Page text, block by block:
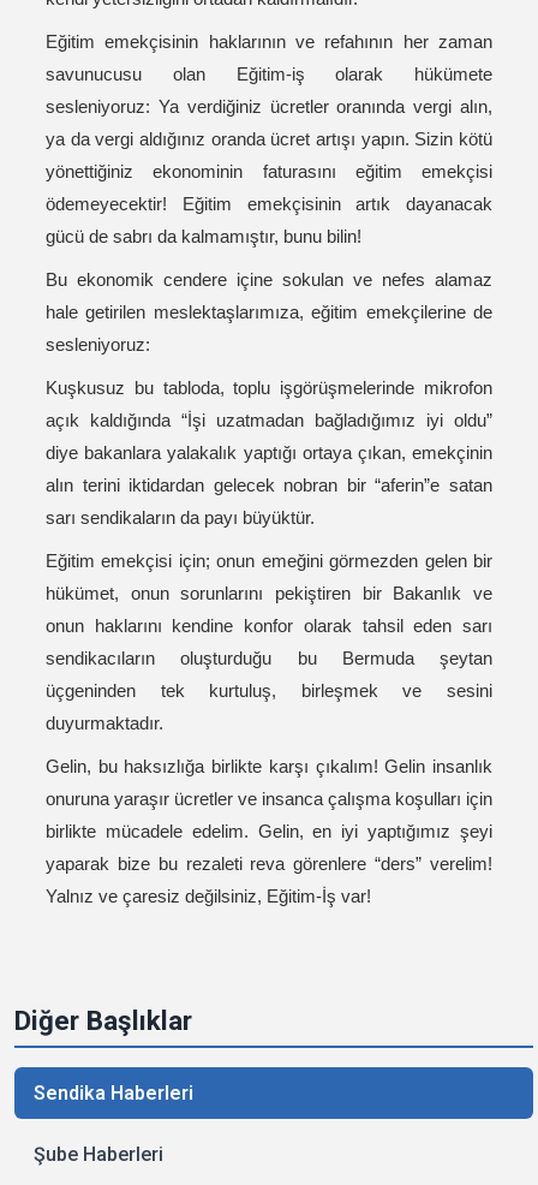
Diğer Başlıklar
Sendika Haberleri
Şube Haberleri
Eğitim emekçisinin haklarının ve refahının her zaman
savunucusu olan Eğitim-iş olarak hükümete
sesleniyoruz: Ya verdiğiniz ücretler oranında vergi alın,
ya da vergi aldığınız oranda ücret artışı yapın. Sizin kötü
yönettiğiniz ekonominin faturasını eğitim emekçisi
ödemeyecektir! Eğitim emekçisinin artık dayanacak
gücü de sabrı da kalmamıştır, bunu bilin!
Bu ekonomik cendere içine sokulan ve nefes alamaz
hale getirilen meslektaşlarımıza, eğitim emekçilerine de
sesleniyoruz:
Kuşkusuz bu tabloda, toplu işgörüşmelerinde mikrofon
açık kaldığında “İşi uzatmadan bağladığımız iyi oldu”
diye bakanlara yalakalık yaptığı ortaya çıkan, emekçinin
alın terini iktidardan gelecek nobran bir “aferin”e satan
sarı sendikaların da payı büyüktür.
Eğitim emekçisi için; onun emeğini görmezden gelen bir
hükümet, onun sorunlarını pekiştiren bir Bakanlık ve
onun haklarını kendine konfor olarak tahsil eden sarı
sendikacıların oluşturduğu bu Bermuda şeytan
üçgeninden tek kurtuluş, birleşmek ve sesini
duyurmaktadır.
Gelin, bu haksızlığa birlikte karşı çıkalım! Gelin insanlık
onuruna yaraşır ücretler ve insanca çalışma koşulları için
birlikte mücadele edelim. Gelin, en iyi yaptığımız şeyi
yaparak bize bu rezaleti reva görenlere “ders” verelim!
Yalnız ve çaresiz değilsiniz, Eğitim-İş var!